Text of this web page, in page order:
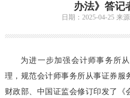
办法》答记
日期：2025-04-25 来
为进一步加强会计师事务所
理，规范会计师事务所从事证券服
财政部、中国证监会修订印发了《